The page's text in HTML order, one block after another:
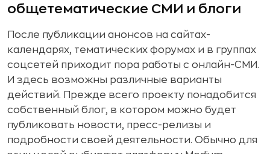
общетематические СМИ и блоги
После публикации анонсов на сайтах-
календарях, тематических форумах и в группах
соцсетей приходит пора работы с онлайн-СМИ.
И здесь возможны различные варианты
действий. Прежде всего проекту понадобится
собственный блог, в котором можно будет
публиковать новости, пресс-релизы и
подробности своей деятельности. Обычно для